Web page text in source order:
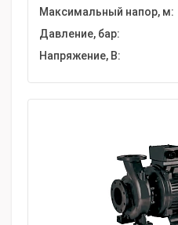
Максимальный напор, м:
Давление, бар:
Напряжение, В: